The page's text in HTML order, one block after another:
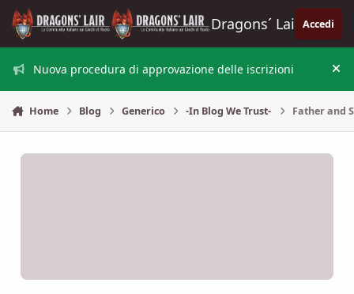
Vai al contenuto
Dragons´ Lair Accedi
Nuova procedura di approvazione delle iscrizioni
Home Blog Generico -In Blog We Trust- Father and